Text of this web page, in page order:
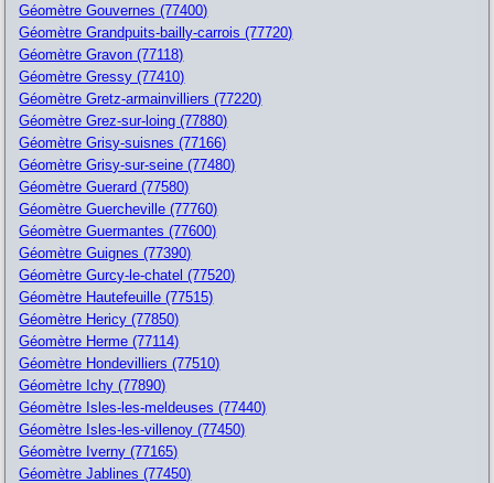
Géomètre Gouvernes (77400)
Géomètre Grandpuits-bailly-carrois (77720)
Géomètre Gravon (77118)
Géomètre Gressy (77410)
Géomètre Gretz-armainvilliers (77220)
Géomètre Grez-sur-loing (77880)
Géomètre Grisy-suisnes (77166)
Géomètre Grisy-sur-seine (77480)
Géomètre Guerard (77580)
Géomètre Guercheville (77760)
Géomètre Guermantes (77600)
Géomètre Guignes (77390)
Géomètre Gurcy-le-chatel (77520)
Géomètre Hautefeuille (77515)
Géomètre Hericy (77850)
Géomètre Herme (77114)
Géomètre Hondevilliers (77510)
Géomètre Ichy (77890)
Géomètre Isles-les-meldeuses (77440)
Géomètre Isles-les-villenoy (77450)
Géomètre Iverny (77165)
Géomètre Jablines (77450)